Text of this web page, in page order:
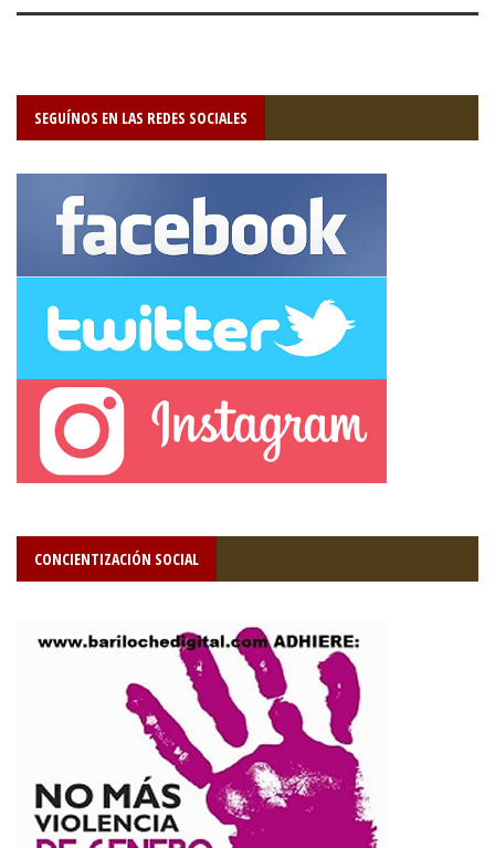
SEGUÍNOS EN LAS REDES SOCIALES
CONCIENTIZACIÓN SOCIAL